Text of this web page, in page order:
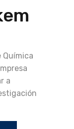
Química
a